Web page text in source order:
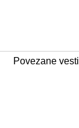
Povezane vesti